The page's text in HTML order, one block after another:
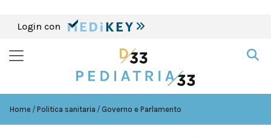
Login con
Home Politica sanitaria Governo e Parlamento